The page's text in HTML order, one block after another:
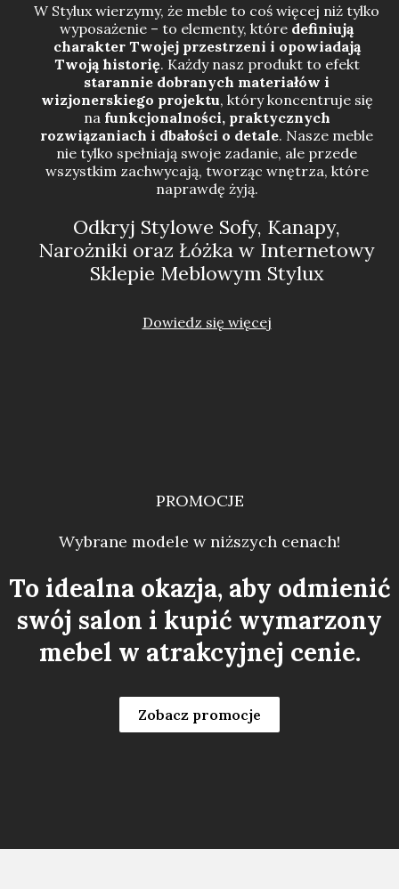
W Stylux wierzymy, że meble to coś więcej niż tylko
wyposażenie – to elementy, które definiują
charakter Twojej przestrzeni i opowiadają
Twoją historię. Każdy nasz produkt to efekt
starannie dobranych materiałów i
wizjonerskiego projektu, który koncentruje się
na funkcjonalności, praktycznych
rozwiązaniach i dbałości o detale. Nasze meble
nie tylko spełniają swoje zadanie, ale przede
wszystkim zachwycają, tworząc wnętrza, które
naprawdę żyją.
Odkryj Stylowe Sofy, Kanapy,
Narożniki oraz Łóżka w Internetowy
Sklepie Meblowym Stylux
Dowiedz się więcej
PROMOCJE
Wybrane modele w niższych cenach!
To idealna okazja, aby odmienić
swój salon i kupić wymarzony
mebel w atrakcyjnej cenie.
Zobacz promocje